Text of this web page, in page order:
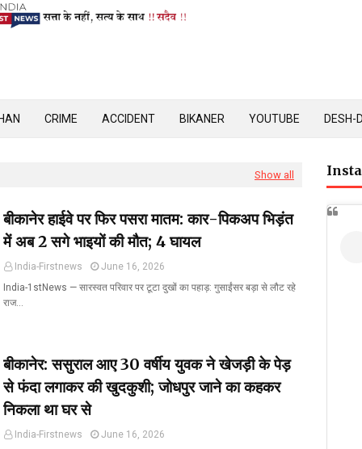
CRIME ACCIDENT BIKANER YOUTUBE DESH-
Show all
बीकानेर हाईवे पर फिर पसरा मातम: कार-पिकअप भिड़ंत
में अब 2 सगे भाइयों की मौत; 4 घायल
India-Firstnews
June 16, 2026
India-1stNews ​— सारस्वत परिवार पर टूटा दुखों का पहाड़: गुसाईंसर बड़ा से लौट रहे
राज…
बीकानेर: ससुराल आए 30 वर्षीय युवक ने खेजड़ी के पेड़
से फंदा लगाकर की खुदकुशी; जोधपुर जाने का कहकर
निकला था घर से
India-Firstnews
June 16, 2026